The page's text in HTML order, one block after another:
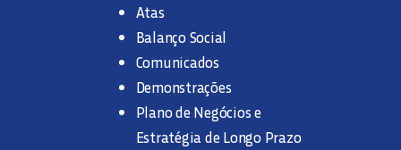
Atas
Balanço Social
Comunicados
Demonstrações
Plano de Negócios e
Estratégia de Longo Prazo